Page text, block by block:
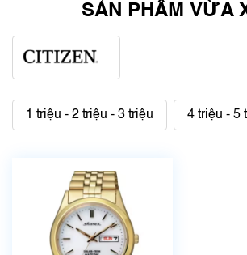
SẢN PHẨM VỪA
1 triệu - 2 triệu - 3 triệu 4 triệu - 5